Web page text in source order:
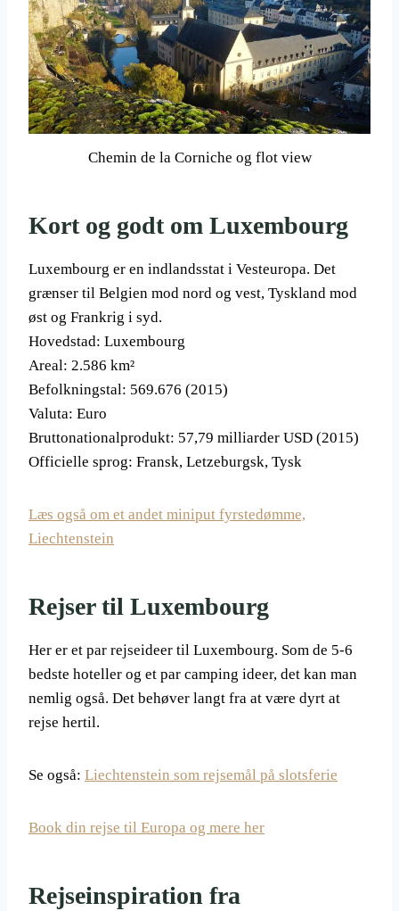
Chemin de la Corniche og flot view
Kort og godt om Luxembourg
Luxembourg er en indlandsstat i Vesteuropa. Det
grænser til Belgien mod nord og vest, Tyskland mod
øst og Frankrig i syd.
Hovedstad: Luxembourg
Areal: 2.586 km²
Befolkningstal: 569.676 (2015)
Valuta: Euro
Bruttonationalprodukt: 57,79 milliarder USD (2015)
Officielle sprog: Fransk, Letzeburgsk, Tysk
Læs også om et andet miniput fyrstedømme,
Liechtenstein
Rejser til Luxembourg
Her er et par rejseideer til Luxembourg. Som de 5-6
bedste hoteller og et par camping ideer, det kan man
nemlig også. Det behøver langt fra at være dyrt at
rejse hertil.
Se også: Liechtenstein som rejsemål på slotsferie
Book din rejse til Europa og mere her
Rejseinspiration fra